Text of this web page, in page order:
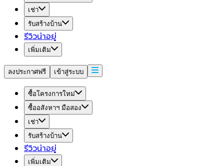
เช่า
รับสร้างบ้าน
รีวิวน่าอยู่
เพิ่มเติม
ลงประกาศฟรี เข้าสู่ระบบ
ซื้อโครงการใหม่
ซื้ออสังหาฯ มือสอง
เช่า
รับสร้างบ้าน
รีวิวน่าอยู่
เพิ่มเติม